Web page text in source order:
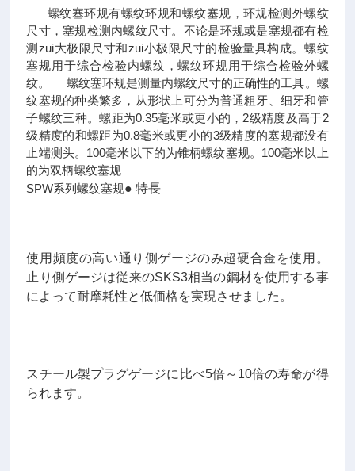
螺纹塞环规有螺纹环规和螺纹塞规，环规检测外螺纹
尺寸，塞规检测内螺纹尺寸。不论是环规或是塞规都有检
测zui大极限尺寸和zui小极限尺寸的检验量具构成。螺纹
塞规用于综合检验内螺纹，螺纹环规用于综合检验外螺
纹。 螺纹塞环规是测量内螺纹尺寸的正确性的工具。螺
纹塞规的种类繁多，从形状上可分为普通粗牙、细牙和管
子螺纹三种。螺距为0.35毫米或更小的，2级精度及高于2
级精度的和螺距为0.8毫米或更小的3级精度的塞规都没有
止端测头。100毫米以下的为锥柄螺纹塞规。100毫米以上
的为双柄螺纹塞规
SPW系列螺纹塞规● 特長
使用頻度の高い通り側ゲージのみ超硬合金を使用。
止り側ゲージは従来のSKS3相当の鋼材を使用する事
によって耐摩耗性と低価格を実現させました。
スチール製プラグゲージに比べ5倍～10倍の寿命が得
られます。